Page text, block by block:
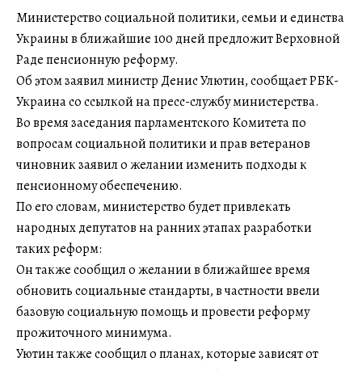
Министерство социальной политики, семьи и единства
Украины в ближайшие 100 дней предложит Верховной
Раде пенсионную реформу.
Об этом заявил министр Денис Улютин, сообщает РБК-
Украина со ссылкой на пресс-службу министерства.
Во время заседания парламентского Комитета по
вопросам социальной политики и прав ветеранов
чиновник заявил о желании изменить подходы к
пенсионному обеспечению.
По его словам, министерство будет привлекать
народных депутатов на ранних этапах разработки
таких реформ:
Он также сообщил о желании в ближайшее время
обновить социальные стандарты, в частности ввели
базовую социальную помощь и провести реформу
прожиточного минимума.
Уютин также сообщил о планах, которые зависят от